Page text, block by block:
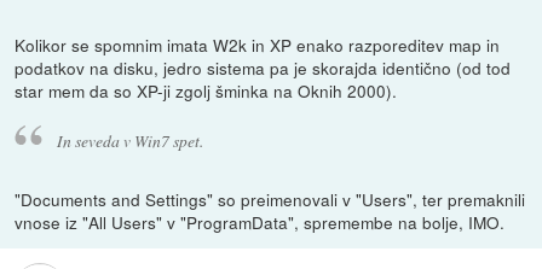
Kolikor se spomnim imata W2k in XP enako razporeditev map in
podatkov na disku, jedro sistema pa je skorajda identično (od tod
star mem da so XP-ji zgolj šminka na Oknih 2000).
In seveda v Win7 spet.
"Documents and Settings" so preimenovali v "Users", ter premaknili
vnose iz "All Users" v "ProgramData", spremembe na bolje, IMO.